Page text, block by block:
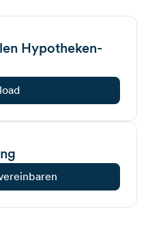
Hypotheken-